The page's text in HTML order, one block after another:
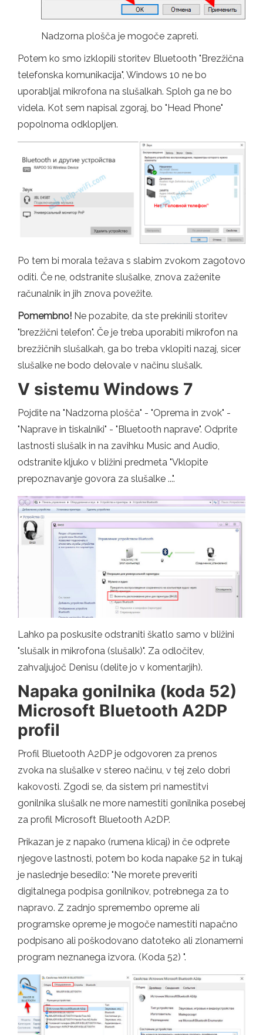
Nadzorna plošča je mogoče zapreti.
Potem ko smo izklopili storitev Bluetooth "Brezžična
telefonska komunikacija", Windows 10 ne bo
uporabljal mikrofona na slušalkah. Sploh ga ne bo
videla. Kot sem napisal zgoraj, bo "Head Phone"
popolnoma odklopljen.
Po tem bi morala težava s slabim zvokom zagotovo
oditi. Če ne, odstranite slušalke, znova zaženite
računalnik in jih znova povežite.
Pomembno! Ne pozabite, da ste prekinili storitev
"brezžični telefon". Če je treba uporabiti mikrofon na
brezžičnih slušalkah, ga bo treba vklopiti nazaj, sicer
slušalke ne bodo delovale v načinu slušalk.
V sistemu Windows 7
Pojdite na "Nadzorna plošča" - "Oprema in zvok" -
"Naprave in tiskalniki" - "Bluetooth naprave". Odprite
lastnosti slušalk in na zavihku Music and Audio,
odstranite kljuko v bližini predmeta "Vklopite
prepoznavanje govora za slušalke ...".
Lahko pa poskusite odstraniti škatlo samo v bližini
"slušalk in mikrofona (slušalk)". Za odločitev,
zahvaljujoč Denisu (delite jo v komentarjih).
Napaka gonilnika (koda 52)
Microsoft Bluetooth A2DP
profil
Profil Bluetooth A2DP je odgovoren za prenos
zvoka na slušalke v stereo načinu, v tej zelo dobri
kakovosti. Zgodi se, da sistem pri namestitvi
gonilnika slušalk ne more namestiti gonilnika posebej
za profil Microsoft Bluetooth A2DP.
Prikazan je z napako (rumena klicaj) in če odprete
njegove lastnosti, potem bo koda napake 52 in tukaj
je naslednje besedilo: "Ne morete preveriti
digitalnega podpisa gonilnikov, potrebnega za to
napravo. Z zadnjo spremembo opreme ali
programske opreme je mogoče namestiti napačno
podpisano ali poškodovano datoteko ali zlonamerni
program neznanega izvora. (Koda 52) ".